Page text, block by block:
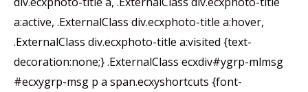
a:active, .ExternalClass div.ecxphoto-title a:hover,
.ExternalClass div.ecxphoto-title a:visited {text-
decoration:none;} .ExternalClass ecxdiv#ygrp-mlmsg
#ecxygrp-msg p a span.ecxyshortcuts {font-